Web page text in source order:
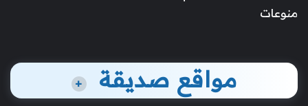
منوعات
مواقع صديقة +